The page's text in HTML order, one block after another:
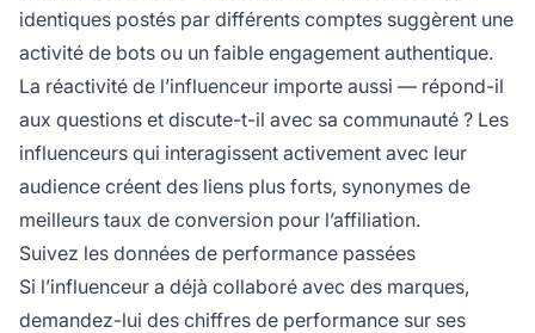
identiques postés par différents comptes suggèrent une
activité de bots ou un faible engagement authentique.
La réactivité de l’influenceur importe aussi — répond-il
aux questions et discute-t-il avec sa communauté ? Les
influenceurs qui interagissent activement avec leur
audience créent des liens plus forts, synonymes de
meilleurs taux de conversion pour l’affiliation.
Suivez les données de performance passées
Si l’influenceur a déjà collaboré avec des marques,
demandez-lui des chiffres de performance sur ses